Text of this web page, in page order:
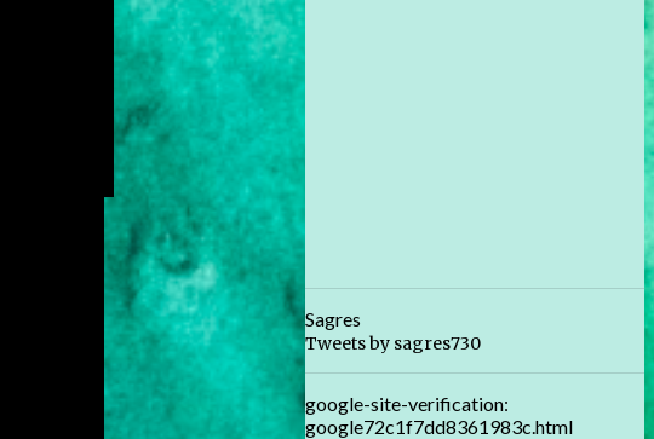
Sagres
Tweets by sagres730
google-site-verification:
google72c1f7dd8361983c.html